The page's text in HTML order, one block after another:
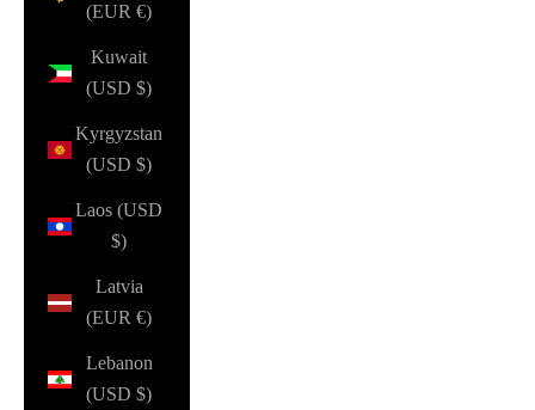
(EUR €)
Kuwait
(USD $)
Kyrgyzstan
(USD $)
Laos (USD
$)
Latvia
(EUR €)
Lebanon
(USD $)